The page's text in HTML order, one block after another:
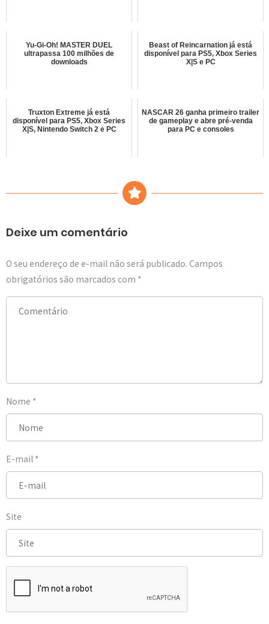
Yu-Gi-Oh! MASTER DUEL
ultrapassa 100 milhões de
downloads
Beast of Reincarnation já está
disponível para PS5, Xbox Series
X|S e PC
Truxton Extreme já está
disponível para PS5, Xbox Series
X|S, Nintendo Switch 2 e PC
NASCAR 26 ganha primeiro trailer
de gameplay e abre pré-venda
para PC e consoles
Deixe um comentário
O seu endereço de e-mail não será publicado. Campos
obrigatórios são marcados com *
Nome *
E-mail *
Site